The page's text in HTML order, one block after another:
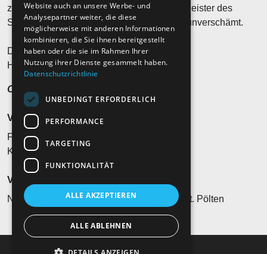
zu überraschen und war schon immer ein Meister des
Stilbruchs. Manchmal fließend, manchmal unverschämt.
Die Vergänglichkeit ist eine Konstante.
Heast as nit, wia die Zeit vergeht…?
Ohren auf und hinhören!
Veranstaltungsort
Festspielhaus St. Pölten
Kulturbezirk 2, 3100 AT-St. Pölten
Veranstalter*in
NÖ Kulturszene Betriebs Ges.mbH, 3100 St. Pölten
Website auch an unsere Werbe- und
Analysepartner weiter, die diese
möglicherweise mit anderen Informationen
kombinieren, die Sie ihnen bereitgestellt
haben oder die sie im Rahmen Ihrer
Nutzung ihrer Dienste gesammelt haben.
Datenschutzrichtlinie
UNBEDINGT ERFORDERLICH
PERFORMANCE
TARGETING
FUNKTIONALITÄT
ALLE AKZEPTIEREN
ALLE ABLEHNEN